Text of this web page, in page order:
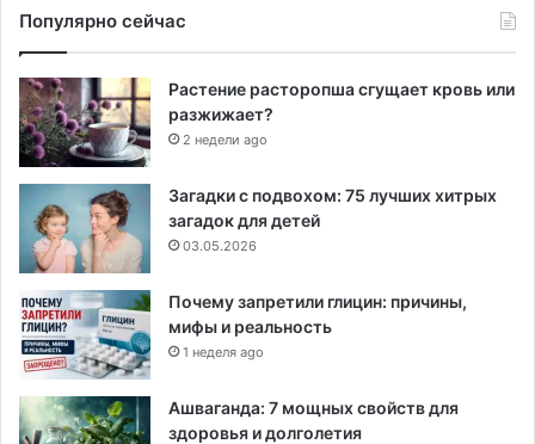
Популярно сейчас
Растение расторопша сгущает кровь или
разжижает?
2 недели ago
Загадки с подвохом: 75 лучших хитрых
загадок для детей
03.05.2026
Почему запретили глицин: причины,
мифы и реальность
1 неделя ago
Ашваганда: 7 мощных свойств для
здоровья и долголетия